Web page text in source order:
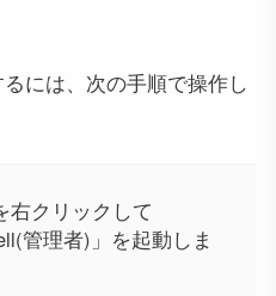
には、次の手順で操作し
右クリックして
管理者)」を起動しま